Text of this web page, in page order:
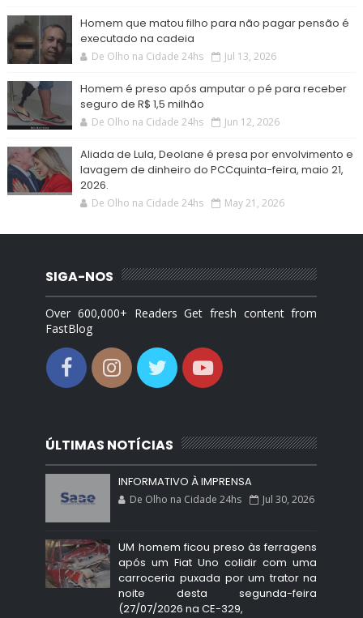
Homem que matou filho para não pagar pensão é
executado na cadeia
De Olho na Cidade 24hs Jul 13, 2026
Homem é preso após amputar o pé para receber
seguro de R$ 1,5 milhão
De Olho na Cidade 24hs Jun 12, 2026
Aliada de Lula, Deolane é presa por envolvimento e
lavagem de dinheiro do PCCquinta-feira, maio 21,
2026.
De Olho na Cidade 24hs May 21, 2026
SIGA-NOS
Over 600,000+ Readers Get fresh content from
FastBlog
ÚLTIMAS NOTÍCIAS
INFORMATIVO À IMPRENSA
De Olho na Cidade 24hs Jul 30, 2026
UM homem ficou preso às ferragens
após um Fiat Uno colidir com uma
carroceria puxada por um trator na
noite desta segunda-feira
(27/07/2026 na CE-329,